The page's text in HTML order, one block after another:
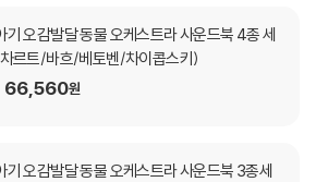
기 오감발달 동물 오케스트라 사운드북 4종 세
르트/바흐/베토벤/차이콥스키)
66,560원
기 오감발달 동물 오케스트라 사운드북 3종세